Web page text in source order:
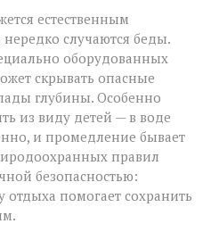
естественным
случаются беды.
оборудованных
скрывать опасные
глубины. Особенно
из виду детей — в воде
и промедление бывает
правил
безопасностью:
помогает сохранить